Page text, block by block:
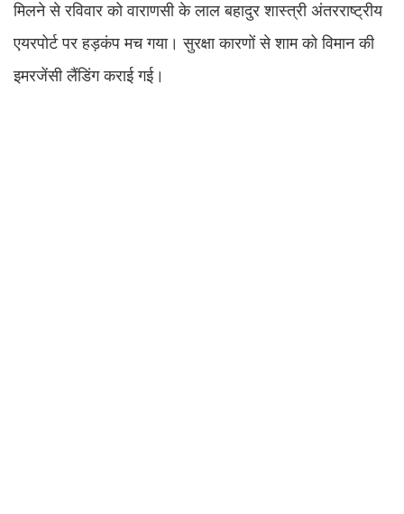
मिलने से रविवार को वाराणसी के लाल बहादुर शास्त्री अंतरराष्ट्रीय
एयरपोर्ट पर हड़कंप मच गया। सुरक्षा कारणों से शाम को विमान की
इमरजेंसी लैंडिंग कराई गई।